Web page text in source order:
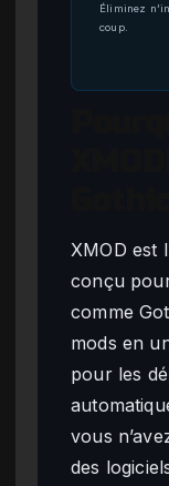
Éliminez
coup.
XMOD est
conçu
comme
mods en
pour les
vous
des